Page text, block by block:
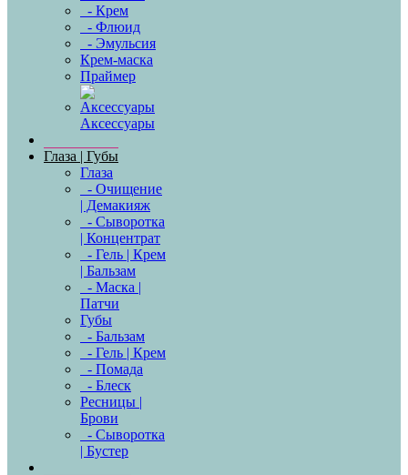
- Крем
- Флюид
- Эмульсия
Крем-маска
Праймер
Аксессуары
Глаза | Губы
Глаза
- Очищение
| Демакияж
- Сыворотка
| Концентрат
- Гель | Крем
| Бальзам
- Маска |
Патчи
Губы
- Бальзам
- Гель | Крем
- Помада
- Блеск
Ресницы |
Брови
- Сыворотка
| Бустер